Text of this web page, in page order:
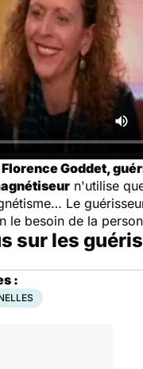
Goddet,
n'utilise
Le
le besoin de la
sur les
: